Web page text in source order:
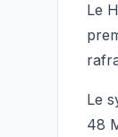
Le
Le
48